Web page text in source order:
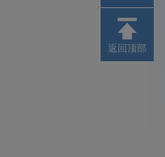
返回顶部